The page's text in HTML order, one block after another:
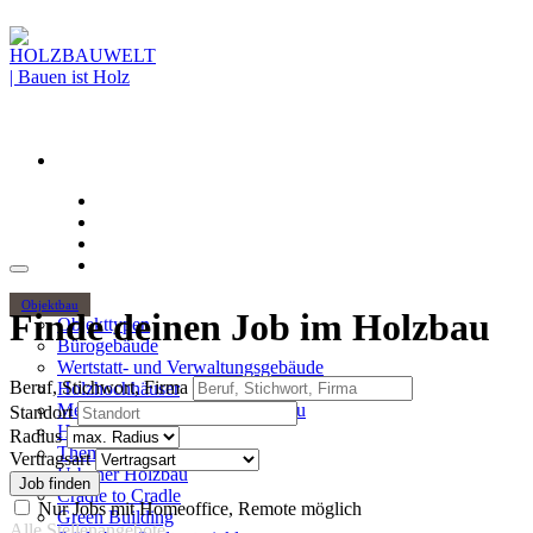
Objektbau
Objekttypen
Bürogebäude
Wertstatt- und Verwaltungsgebäude
Holzhochhäuser
Mehrgeschossiger Wohnungsbau
Hallenbau
Themen
Urbaner Holzbau
Cradle to Cradle
Green Building
Finde deinen Job im Holzbau
Beruf, Stichwort, Firma
Standort
Radius
Vertragsart
Nur Jobs mit Homeoffice, Remote möglich